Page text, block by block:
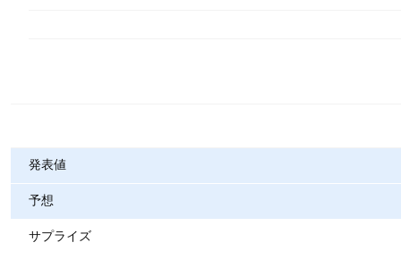
発表値
予想
サプライズ